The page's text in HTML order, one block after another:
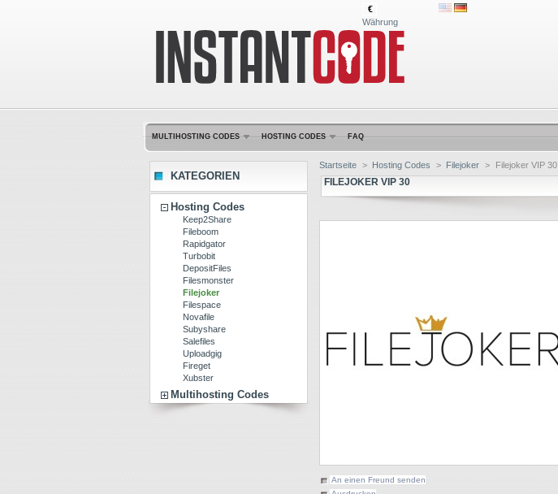
€
Währung
MULTIHOSTING CODES HOSTING CODES FAQ
KATEGORIEN
Hosting Codes
Keep2Share
Fileboom
Rapidgator
Turbobit
DepositFiles
Filesmonster
Filejoker
Filespace
Novafile
Subyshare
Salefiles
Uploadgig
Fireget
Xubster
Multihosting Codes
Startseite > Hosting Codes > Filejoker > Filejoker VIP 30
FILEJOKER VIP 30
An einen Freund senden